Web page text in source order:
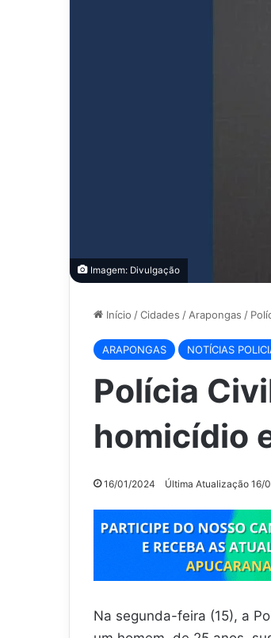
Imagem: Divulgação
Início /Cidades / Arapongas /
ARAPONGAS NOTÍCIAS
Polícia
homicídio
16/01/2024 Última Atualização 16/
Na segunda-feira (15), a